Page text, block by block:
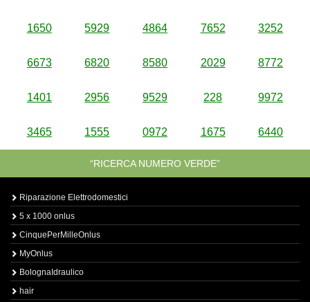
1650 5929 4864 7652 3252
6673 6820 8580 2029 8772
1401 2956 9529 228 9972
3465 1555 0972 1675 6440
“RICERCA NUMERO VERDE”
Riparazione Elettrodomestici
5 x 1000 onlus
CinquePerMilleOnlus
MyOnlus
BolognaIdraulico
hair